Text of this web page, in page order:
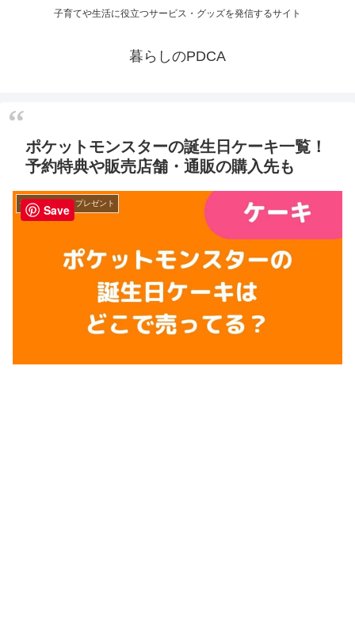
子育てや生活に役立つサービス・グッズを発信するサイト
暮らしのPDCA
ポケットモンスターの誕生日ケーキ一覧！
予約特典や販売店舗・通販の購入先も
子育てグッズ・プレゼント
Save